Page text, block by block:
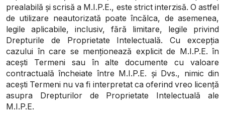
prealabilă și scrisă a M.I.P.E., este strict interzisă. O astfel
de utilizare neautorizată poate încălca, de asemenea,
legile aplicabile, inclusiv, fără limitare, legile privind
Drepturile de Proprietate Intelectuală. Cu excepția
cazului în care se menționează explicit de M.I.P.E. în
acești Termeni sau în alte documente cu valoare
contractuală încheiate între M.I.P.E. și Dvs., nimic din
acești Termeni nu va fi interpretat ca oferind vreo licență
asupra Drepturilor de Proprietate Intelectuală ale
M.I.P.E.